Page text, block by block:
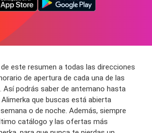
este resumen a todas las direcciones
de apertura de cada una de las
Así podrás saber de antemano hasta
que buscas está abierta
o de noche. Además, siempre
catálogo y las ofertas más